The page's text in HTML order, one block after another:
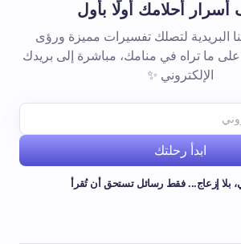
أسرار أحلامك أولًا بأول
البريدية لتصلك تفسيرات مميزة ورؤى
ما تراه في منامك، مباشرة إلى بريدك
الإلكتروني ✨
ابدأ رحلتك
بلا إزعاج... فقط رسائل تستحق أن تُقرأ